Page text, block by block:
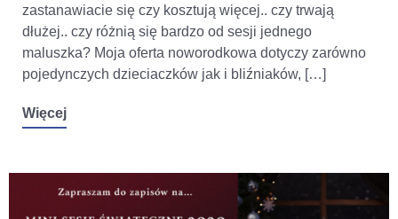
zastanawiacie się czy kosztują więcej.. czy trwają
dłużej.. czy różnią się bardzo od sesji jednego
maluszka? Moja oferta noworodkowa dotyczy zarówno
pojedynczych dzieciaczków jak i bliźniaków, […]
Więcej